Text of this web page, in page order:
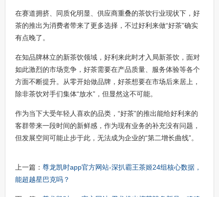
在赛道拥挤、同质化明显、供应商重叠的茶饮行业现状下，好
茶的推出为消费者带来了更多选择，不过好利来做“好茶”确实
有点晚了。
在知品牌林立的新茶饮领域，好利来此时才入局新茶饮，面对
如此激烈的市场竞争，好茶需要在产品质量、服务体验等各个
方面不断提升。从零开始做品牌，好茶想要在市场后来居上，
除非茶饮对手们集体“放水”，但显然这不可能。
作为当下大受年轻人喜欢的品类，“好茶”的推出能给好利来的
客群带来一段时间的新鲜感，作为现有业务的补充没有问题，
但发展空间可能止步于此，无法成为企业的“第二增长曲线”。
上一篇： 尊龙凯时app官方网站-深扒霸王茶姬24组核心数据，
能超越星巴克吗？